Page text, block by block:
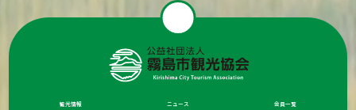
観光情報 ニュース 会員一覧